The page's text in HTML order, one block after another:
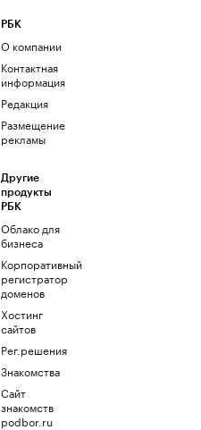
РБК
О компании
Контактная
информация
Редакция
Размещение
рекламы
Другие
продукты
РБК
Облако для
бизнеса
Корпоративный
регистратор
доменов
Хостинг
сайтов
Рег.решения
Знакомства
Сайт
знакомств
podbor.ru